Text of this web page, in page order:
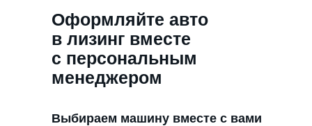
Выбираем машину вместе с вами
Оформляйте авто
в лизинг вместе
с персональным
менеджером